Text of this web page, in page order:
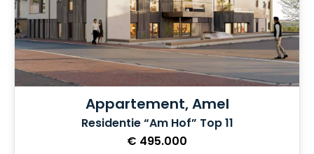
Appartement, Amel
Residentie “Am Hof” Top 11
€ 495.000